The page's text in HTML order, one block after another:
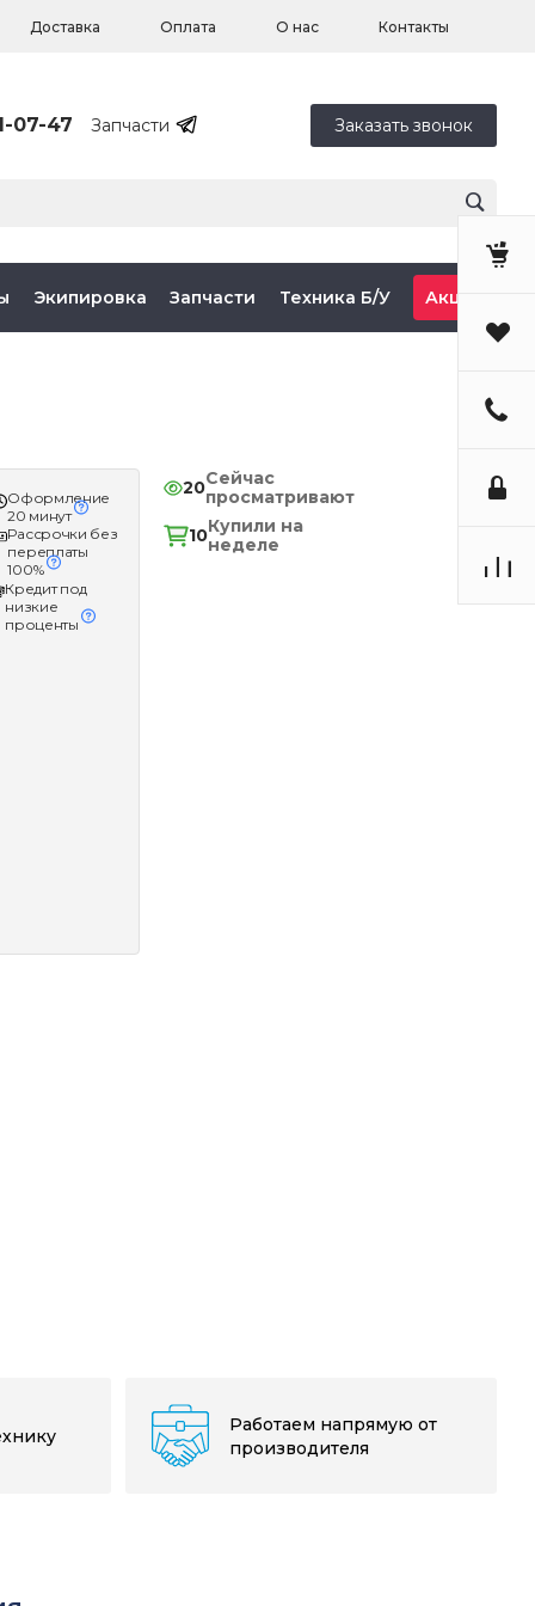
Доставка Оплата О нас Контакты
07-47 Запчасти Заказать звонок
Экипировка Запчасти Техника Б/У Акции
Оформление
20 минут
Рассрочки без
переплаты
100%
Кредит под
низкие
проценты
20Сейчас
просматривают
10Купили на
неделе
Работаем напрямую от
производителя